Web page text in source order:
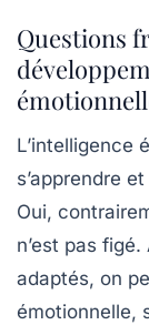
Questions
L’intelligence
s’apprendre
Oui,
n’est pas
adaptés, on
émotionnelle,